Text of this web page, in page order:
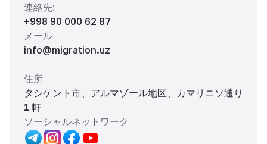
連絡先:
+998 90 000 62 87
メール
info@migration.uz
住所
タシケント市、アルマゾール地区、カマリニソ通り
1 軒
ソーシャルネットワーク